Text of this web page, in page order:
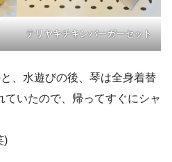
テリヤキチキンバーガーセット
、水遊びの後、琴は全身着替
ていたので、帰ってすぐにシャ
)